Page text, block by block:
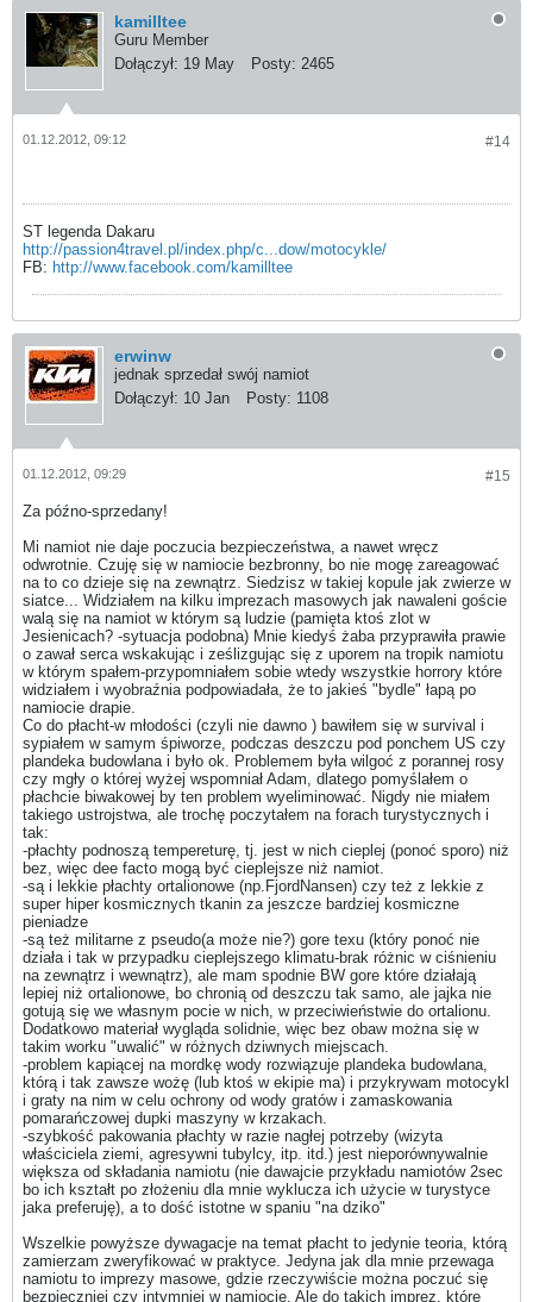
kamilltee
Guru Member
Dołączył: 19 May Posty: 2465
#14
01.12.2012, 09:12
ST legenda Dakaru
http://passion4travel.pl/index.php/c...dow/motocykle/
FB: http://www.facebook.com/kamilltee
erwinw
jednak sprzedał swój namiot
Dołączył: 10 Jan Posty: 1108
#15
01.12.2012, 09:29
Za późno-sprzedany!
Mi namiot nie daje poczucia bezpieczeństwa, a nawet wręcz
odwrotnie. Czuję się w namiocie bezbronny, bo nie mogę zareagować
na to co dzieje się na zewnątrz. Siedzisz w takiej kopule jak zwierze w
siatce... Widziałem na kilku imprezach masowych jak nawaleni goście
walą się na namiot w którym są ludzie (pamięta ktoś zlot w
Jesienicach? -sytuacja podobna) Mnie kiedyś żaba przyprawiła prawie
o zawał serca wskakując i ześlizgując się z uporem na tropik namiotu
w którym spałem-przypomniałem sobie wtedy wszystkie horrory które
widziałem i wyobraźnia podpowiadała, że to jakieś "bydle" łapą po
namiocie drapie.
Co do płacht-w młodości (czyli nie dawno ) bawiłem się w survival i
sypiałem w samym śpiworze, podczas deszczu pod ponchem US czy
plandeka budowlana i było ok. Problemem była wilgoć z porannej rosy
czy mgły o której wyżej wspomniał Adam, dlatego pomyślałem o
płachcie biwakowej by ten problem wyeliminować. Nigdy nie miałem
takiego ustrojstwa, ale trochę poczytałem na forach turystycznych i
tak:
-płachty podnoszą tempereturę, tj. jest w nich cieplej (ponoć sporo) niż
bez, więc dee facto mogą być cieplejsze niż namiot.
-są i lekkie płachty ortalionowe (np.FjordNansen) czy też z lekkie z
super hiper kosmicznych tkanin za jeszcze bardziej kosmiczne
pieniadze
-są też militarne z pseudo(a może nie?) gore texu (który ponoć nie
działa i tak w przypadku cieplejszego klimatu-brak różnic w ciśnieniu
na zewnątrz i wewnątrz), ale mam spodnie BW gore które działają
lepiej niż ortalionowe, bo chronią od deszczu tak samo, ale jajka nie
gotują się we własnym pocie w nich, w przeciwieństwie do ortalionu.
Dodatkowo materiał wygląda solidnie, więc bez obaw można się w
takim worku "uwalić" w różnych dziwnych miejscach.
-problem kapiącej na mordkę wody rozwiązuje plandeka budowlana,
którą i tak zawsze wożę (lub ktoś w ekipie ma) i przykrywam motocykl
i graty na nim w celu ochrony od wody gratów i zamaskowania
pomarańczowej dupki maszyny w krzakach.
-szybkość pakowania płachty w razie nagłej potrzeby (wizyta
właściciela ziemi, agresywni tubylcy, itp. itd.) jest nieporównywalnie
większa od składania namiotu (nie dawajcie przykładu namiotów 2sec
bo ich kształt po złożeniu dla mnie wyklucza ich użycie w turystyce
jaka preferuję), a to dość istotne w spaniu "na dziko"
Wszelkie powyższe dywagacje na temat płacht to jedynie teoria, którą
zamierzam zweryfikować w praktyce. Jedyna jak dla mnie przewaga
namiotu to imprezy masowe, gdzie rzeczywiście można poczuć się
bezpieczniej czy intymniej w namiocie. Ale do takich imprez, które